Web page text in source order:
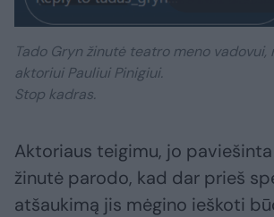
Tado Gryn žinutė teatro meno vadovui,
aktoriui Pauliui Pinigiui.
Stop kadras.
Aktoriaus teigimu, jo
žinutė parodo, kad dar prieš
atšaukimą jis mėgino ieškoti